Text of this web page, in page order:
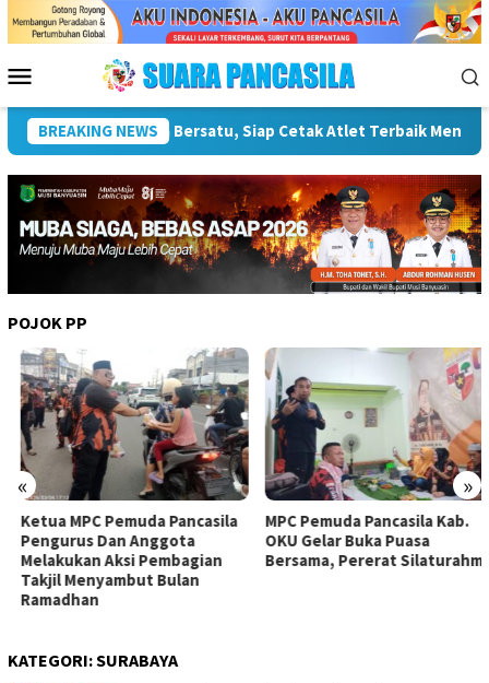
Menu
Mobile
BREAKING NEWS
PORPAMNAS IX 2026 Lomba Turnamen Mini
POJOK PP
« »
Ketua MPC Pemuda Pancasila
Pengurus Dan Anggota
Melakukan Aksi Pembagian
Takjil Menyambut Bulan
Ramadhan
MPC Pemuda Pancasila Kab.
OKU Gelar Buka Puasa
Bersama, Pererat Silaturahmi
KATEGORI:SURABAYA